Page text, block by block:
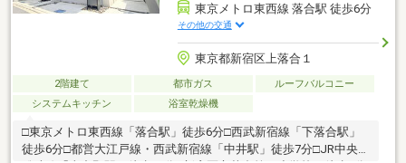
東京メトロ東西線 落合駅 徒歩6分
その他の交通
東京都新宿区上落合１
2階建て 都市ガス
ルーフバルコニー
システムキッチン
浴室乾燥機
□東京メトロ東西線「落合駅」徒歩6分□西武新宿線「下落合駅」
徒歩6分□都営大江戸線・西武新宿線「中井駅」徒歩7分□JR中央・